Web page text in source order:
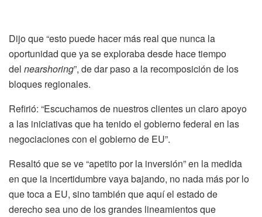
Dijo que “esto puede hacer más real que nunca la
oportunidad que ya se exploraba desde hace tiempo
del nearshoring”, de dar paso a la recomposición de los
bloques regionales.
Refirió: “Escuchamos de nuestros clientes un claro apoyo
a las iniciativas que ha tenido el gobierno federal en las
negociaciones con el gobierno de EU”.
Resaltó que se ve “apetito por la inversión” en la medida
en que la incertidumbre vaya bajando, no nada más por lo
que toca a EU, sino también que aquí el estado de
derecho sea uno de los grandes lineamientos que